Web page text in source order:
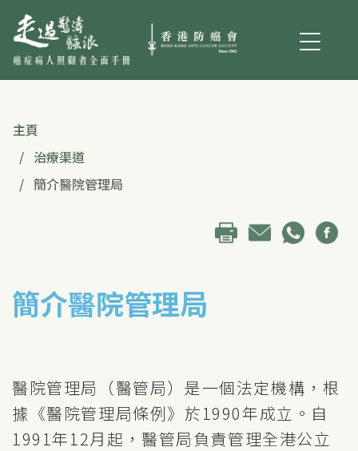
主頁
治療渠道
簡介醫院管理局
簡介醫院管理局
醫院管理局（醫管局）是一個法定機構，根
據《醫院管理局條例》於1990年成立。自
1991年12月起，醫管局負責管理全港公立